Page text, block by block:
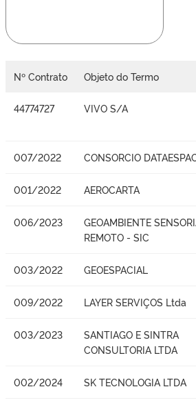
Nº Contrato Objeto do Termo
44774727 VIVO S/A
007/2022 CONSORCIO
001/2022 AEROCARTA
006/2023
GEOAMBIENTE
REMOTO - SIC
003/2022 GEOESPACIAL
009/2022 LAYER SERVIÇOS Ltda
003/2023
SANTIAGO E SINTRA
CONSULTORIA LTDA
002/2024 SK TECNOLOGIA LTDA